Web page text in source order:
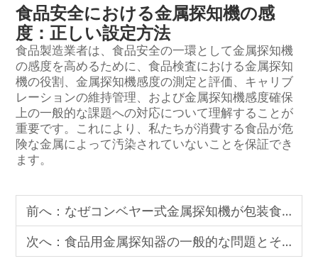
食品安全における金属探知機の感
度：正しい設定方法
食品製造業者は、食品安全の一環として金属探知機
の感度を高めるために、食品検査における金属探知
機の役割、金属探知機感度の測定と評価、キャリブ
レーションの維持管理、および金属探知機感度確保
上の一般的な課題への対応について理解することが
重要です。これにより、私たちが消費する食品が危
険な金属によって汚染されていないことを保証でき
ます。
前へ： なぜコンベヤー式金属探知機が包装食品に最適なのか
次へ： 食品用金属探知器の一般的な問題とその解決策